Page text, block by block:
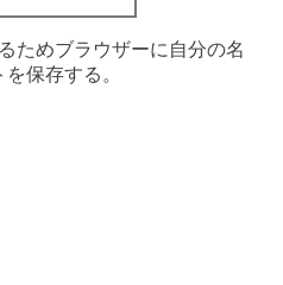
ためブラウザーに自分の名
保存する。